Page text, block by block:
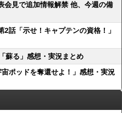
会見で追加情報解禁 他、今週の備
2話「示せ！キャプテンの資格！」
蘇る」感想・実況まとめ
ポッドを奪還せよ！」感想・実況